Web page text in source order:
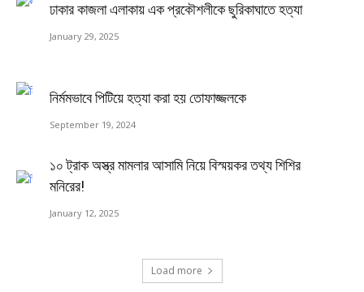
ঢাকার কাজলা এলাকায় এক প্রকৌশলীকে ছুরিকাঘাতে হত্যা
January 29, 2025
নির্মমভাবে পিটিয়ে হত্যা করা হয় তোফাজ্জলকে
September 19, 2024
১০ ট্রাক অস্ত্র মামলার আসামি নিয়ে বিস্ময়কর তথ্য শিশির
মনিরের!
January 12, 2025
Load more